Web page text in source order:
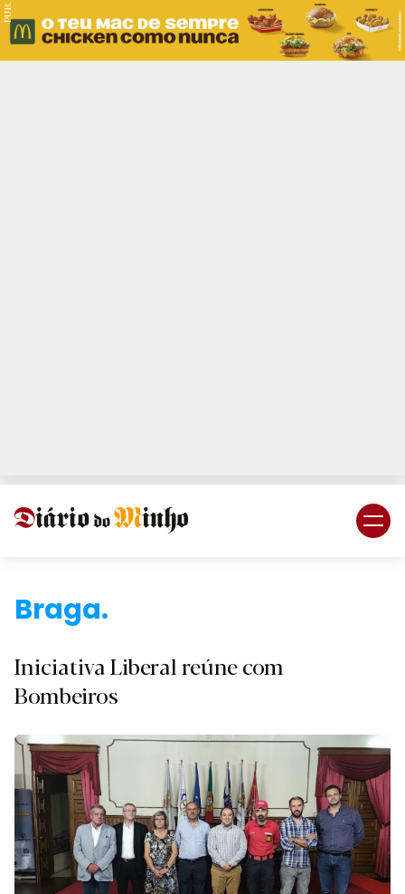
PUB.
Braga
Iniciativa Liberal reúne com
Bombeiros